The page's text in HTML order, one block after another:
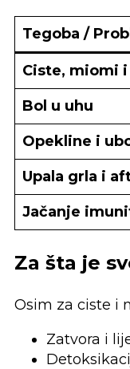
Tegoba /
Ciste, miomi
Bol u uhu
Opekline i
Upala grla i
Jačanje
Za šta je
Osim za ciste i
Zatvora i